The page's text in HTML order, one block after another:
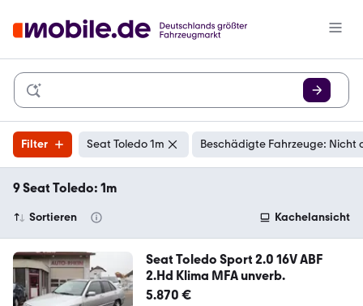
Filter Seat Toledo 1m Beschädigte Fahrzeuge: Nicht
9 Seat Toledo: 1m
Sortieren Kachelansicht
Seat Toledo Sport 2.0 16V ABF
2.Hd Klima MFA unverb.
5.870 €